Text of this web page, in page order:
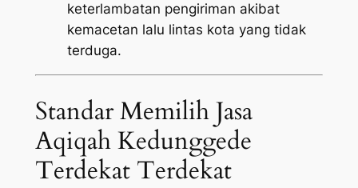
keterlambatan pengiriman akibat
kemacetan lalu lintas kota yang tidak
terduga.
Standar Memilih Jasa
Aqiqah Kedunggede
Terdekat Terdekat